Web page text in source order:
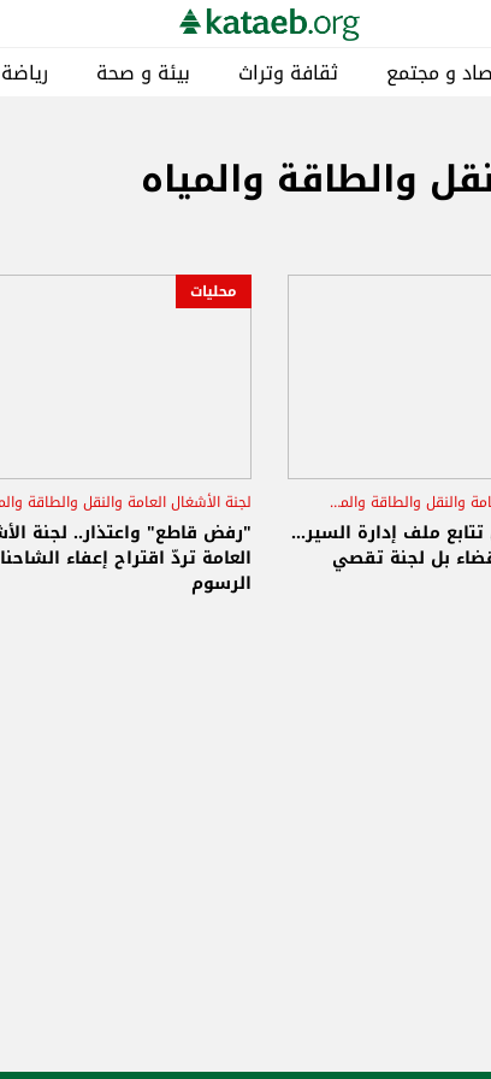
و مجتمع ثقافة وتراث بيئة و صحة رياضة
والطاقة والمياه
لجنة الأشغال العامة والنقل والطاقة والمياه
هيئة ادارة السير
ملف إدارة السير...
بل لجنة تقصي
محليات
سجيع عطية
شاحنات النقل الخارجي
"رفض قاطع" واعتذار.. لجنة
العامة تردّ اقتراح إعفاء
الرسوم